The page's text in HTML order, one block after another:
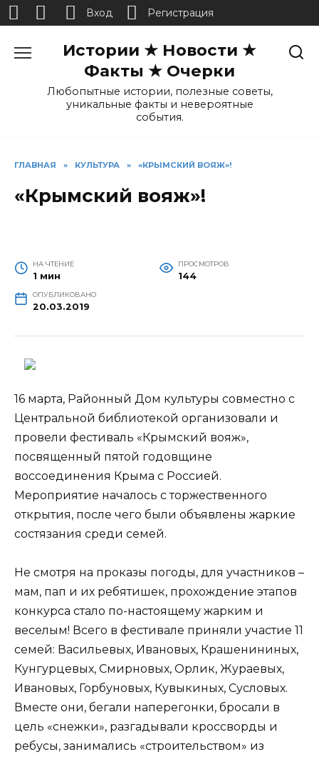
Истории ★ Новости ★
Факты ★ Очерки
Любопытные истории, полезные советы,
уникальные факты и невероятные
события.
ГЛАВНАЯ » КУЛЬТУРА » «КРЫМСКИЙ ВОЯЖ»!
«Крымский вояж»!
НА ЧТЕНИЕ
1 мин
ПРОСМОТРОВ
144
ОПУБЛИКОВАНО
20.03.2019
16 марта, Районный Дом культуры совместно с
Центральной библиотекой организовали и
провели фестиваль «Крымский вояж»,
посвященный пятой годовщине
воссоединения Крыма с Россией.
Мероприятие началось с торжественного
открытия, после чего были объявлены жаркие
состязания среди семей.
Не смотря на проказы погоды, для участников –
мам, пап и их ребятишек, прохождение этапов
конкурса стало по-настоящему жарким и
веселым! Всего в фестивале приняли участие 11
семей: Васильевых, Ивановых, Крашенининых,
Кунгурцевых, Смирновых, Орлик, Жураевых,
Ивановых, Горбуновых, Кувыкиных, Сусловых.
Вместе они, бегали наперегонки, бросали в
цель «снежки», разгадывали кроссворды и
ребусы, занимались «строительством» из
Вход Регистрация